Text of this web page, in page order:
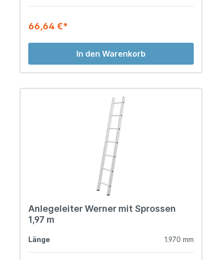
66,64 €*
In den Warenkorb
Anlegeleiter Werner mit Sprossen
1,97 m
Länge 1.970 mm